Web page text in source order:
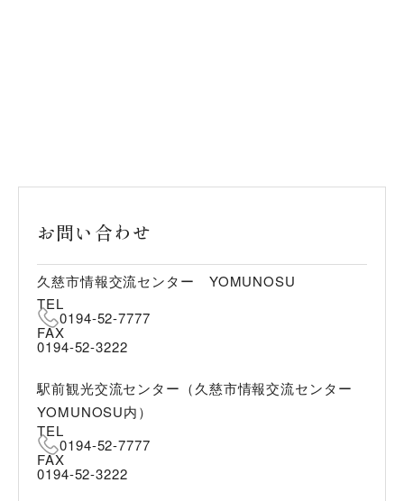
お問い合わせ
久慈市情報交流センター YOMUNOSU
TEL
0194-52-7777
FAX
0194-52-3222
駅前観光交流センター（久慈市情報交流センター
YOMUNOSU内）
TEL
0194-52-7777
FAX
0194-52-3222